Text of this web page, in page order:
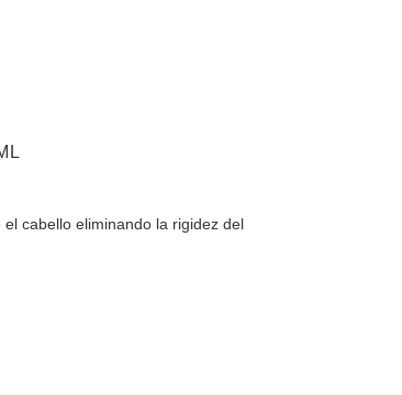
cabello eliminando la rigidez del